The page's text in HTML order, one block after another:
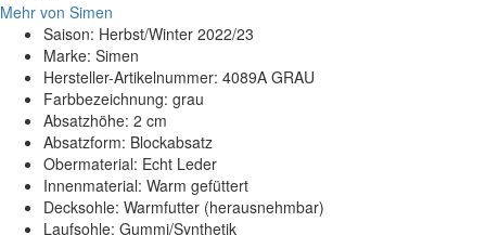
Mehr von Simen
Saison: Herbst/Winter 2022/23
Marke: Simen
Hersteller-Artikelnummer: 4089A GRAU
Farbbezeichnung: grau
Absatzhöhe: 2 cm
Absatzform: Blockabsatz
Obermaterial: Echt Leder
Innenmaterial: Warm gefüttert
Decksohle: Warmfutter (herausnehmbar)
Laufsohle: Gummi/Synthetik